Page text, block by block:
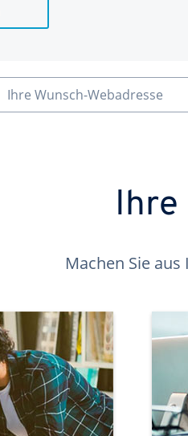
Ihre Wunsch-Webadresse
Ihre
Machen Sie